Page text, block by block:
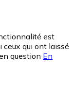
est
ceux qui ont laissé
question En